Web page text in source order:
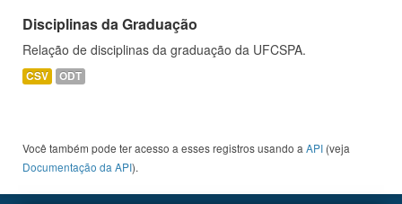
Disciplinas da Graduação
Relação de disciplinas da graduação da UFCSPA.
CSV ODT
Você também pode ter acesso a esses registros usando a API (veja
Documentação da API).